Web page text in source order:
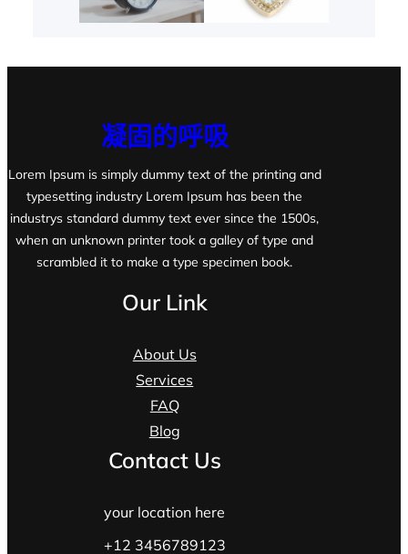
凝固的呼吸
Lorem Ipsum is simply dummy text of the printing and
typesetting industry Lorem Ipsum has been the
industrys standard dummy text ever since the 1500s,
when an unknown printer took a galley of type and
scrambled it to make a type specimen book.
Our Link
About Us
Services
FAQ
Blog
Contact Us
your location here
+12 3456789123